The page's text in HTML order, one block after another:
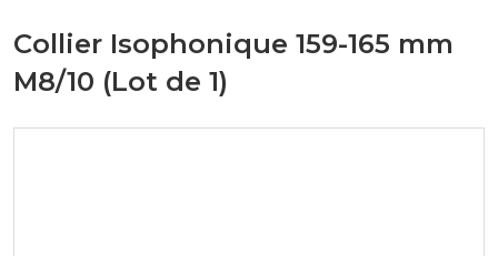
Collier Isophonique 159-165 mm
M8/10 (Lot de 1)